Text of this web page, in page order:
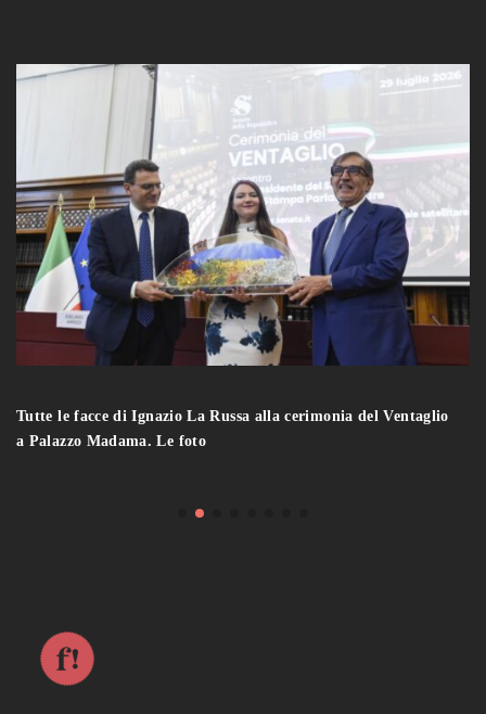
Tutte le facce di Ignazio La Russa alla cerimonia del Ventaglio
a Palazzo Madama. Le foto